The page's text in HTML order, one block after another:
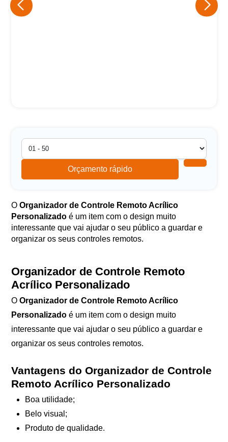
Orçamento rápido
OOrganizador de Controle Remoto Acrílico
Personalizado é um item com o design muito
interessante que vai ajudar o seu público a guardar e
organizar os seus controles remotos.
Organizador de Controle Remoto
Acrílico Personalizado
OOrganizador de Controle Remoto Acrílico
Personalizado é um item com o design muito
interessante que vai ajudar o seu público a guardar e
organizar os seus controles remotos.
Vantagens do Organizador de Controle
Remoto Acrílico Personalizado
Boa utilidade;
Belo visual;
Produto de qualidade.